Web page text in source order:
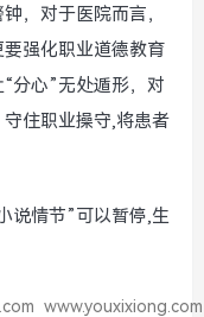
，对于医院而言，
强化职业道德教育
分心”无处遁形，对
住职业操守,将患者
说情节”可以暂停,生
www.youxixiong.com